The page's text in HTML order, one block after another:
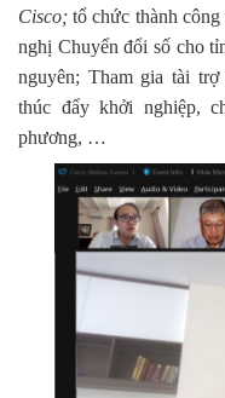
Cisco; tổ chức thành
nghị Chuyển đổi số cho
nguyên; Tham gia tài
thúc đẩy khởi nghiệp,
phương, …